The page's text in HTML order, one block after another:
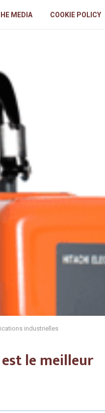
MEDIA COOKIE POLICY
industrielles
le meilleur